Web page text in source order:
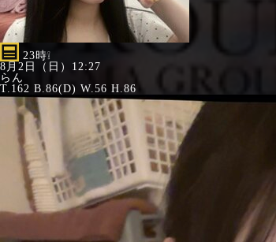
23時❕
8月2日（日）12:27
らん
T.162 B.86(D) W.56 H.86